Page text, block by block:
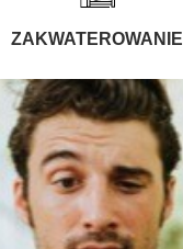
ZAKWATEROWANIE